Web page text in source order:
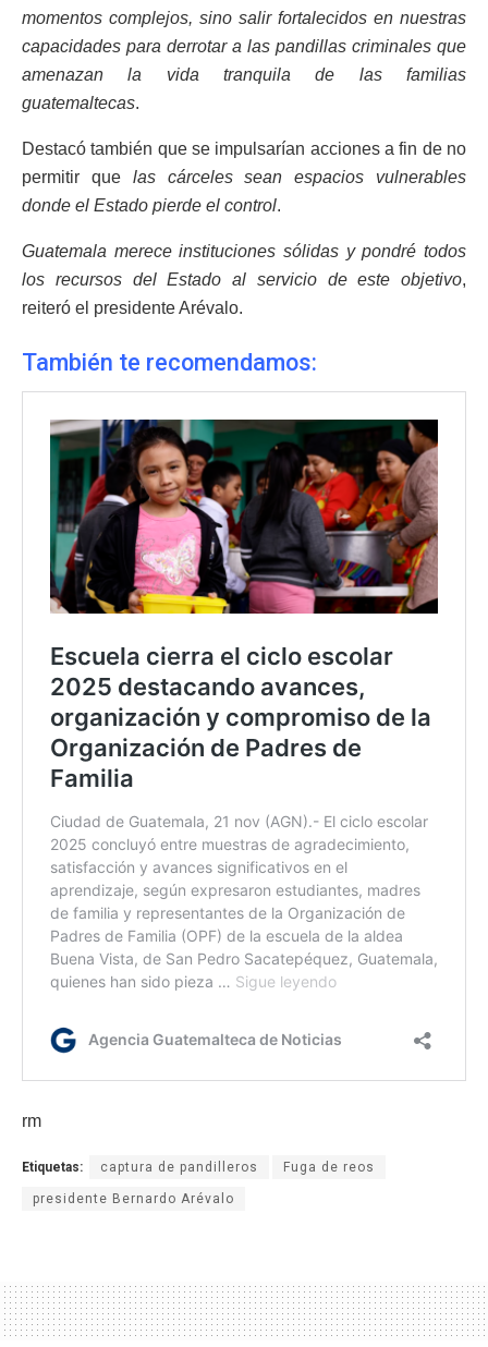
momentos complejos, sino salir fortalecidos en nuestras
capacidades para derrotar a las pandillas criminales que
amenazan la vida tranquila de las familias
guatemaltecas.
Destacó también que se impulsarían acciones a fin de no
permitir que las cárceles sean espacios vulnerables
donde el Estado pierde el control.
Guatemala merece instituciones sólidas y pondré todos
los recursos del Estado al servicio de este objetivo,
reiteró el presidente Arévalo.
También te recomendamos:
rm
Etiquetas: captura de pandilleros Fuga de reos
presidente Bernardo Arévalo